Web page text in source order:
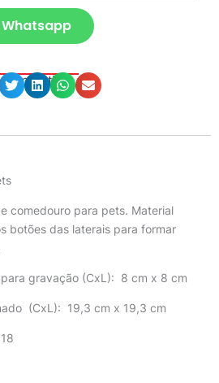
Compartilhe
comedouro para pets. Material
botões das laterais para formar
gravação (CxL): 8 cm x 8 cm
(CxL): 19,3 cm x 19,3 cm